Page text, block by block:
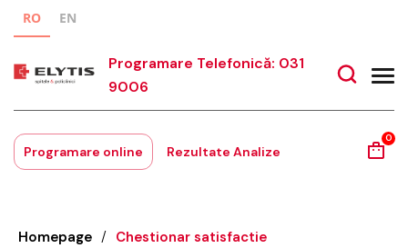
RO EN
Programare Telefonică: 031
9006
Programare online Rezultate Analize
0
Homepage / Chestionar satisfactie